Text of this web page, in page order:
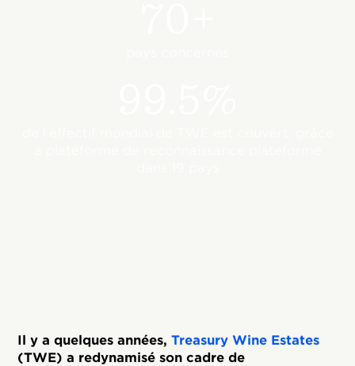
Il y a quelques années,Treasury Wine Estates
(TWE) a redynamisé son cadre de